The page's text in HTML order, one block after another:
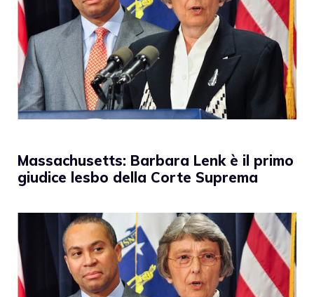
Massachusetts: Barbara Lenk è il primo
giudice lesbo della Corte Suprema